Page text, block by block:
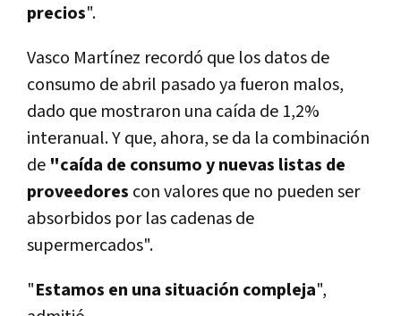
precios".
Vasco Martí­nez recordó que los datos de
consumo de abril pasado ya fueron malos,
dado que mostraron una caí­da de 1,2%
interanual. Y que, ahora, se da la combinación
de "caí­da de consumo y nuevas listas de
proveedores con valores que no pueden ser
absorbidos por las cadenas de
supermercados".
"Estamos en una situación compleja",